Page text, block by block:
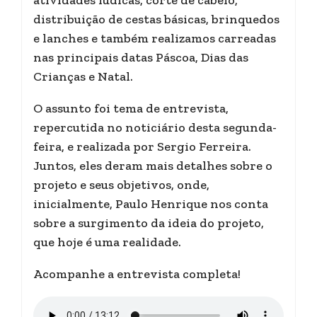
distribuição de cestas básicas, brinquedos
e lanches e também realizamos carreadas
nas principais datas Páscoa, Dias das
Crianças e Natal.
O assunto foi tema de entrevista,
repercutida no noticiário desta segunda-
feira, e realizada por Sergio Ferreira.
Juntos, eles deram mais detalhes sobre o
projeto e seus objetivos, onde,
inicialmente, Paulo Henrique nos conta
sobre a surgimento da ideia do projeto,
que hoje é uma realidade.
Acompanhe a entrevista completa!